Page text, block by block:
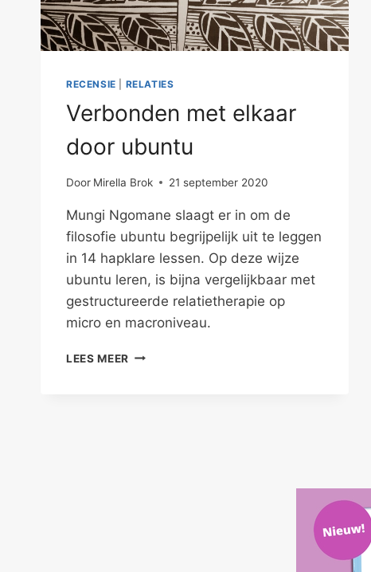
RECENSIE RELATIES
Verbonden met elkaar
door ubuntu
Door Mirella Brok 21 september 2020
Mungi Ngomane slaagt er in om de
filosofie ubuntu begrijpelijk uit te leggen
in 14 hapklare lessen. Op deze wijze
ubuntu leren, is bijna vergelijkbaar met
gestructureerde relatietherapie op
micro en macroniveau.
LEES MEER VERBONDEN